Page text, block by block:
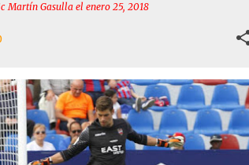
Martín Gasulla el enero 25, 2018
LEVANTE RAÚL FERNÁNDEZ +